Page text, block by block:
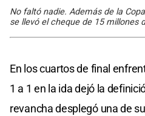
No faltó nadie. Además de la
se llevó el cheque de 15 millones
En los cuartos de final
1 a 1 en la ida dejó la
revancha desplegó una de